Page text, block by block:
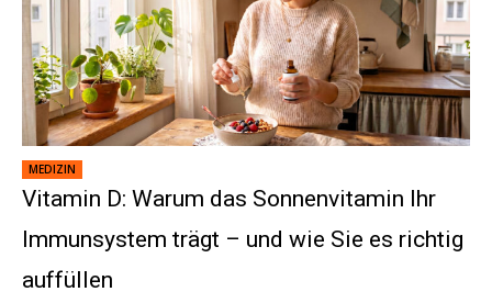
MEDIZIN
Vitamin D: Warum das Sonnenvitamin Ihr
Immunsystem trägt – und wie Sie es richtig
auffüllen